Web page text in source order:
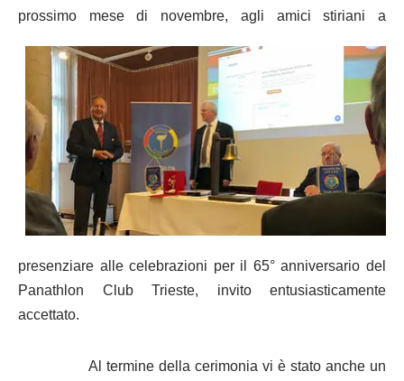
prossimo mese di novembre, agli amici stiriani a
presenziare alle celebrazioni per il 65° anniversario del
Panathlon Club Trieste, invito entusiasticamente
accettato.
Al termine della cerimonia vi è stato anche un